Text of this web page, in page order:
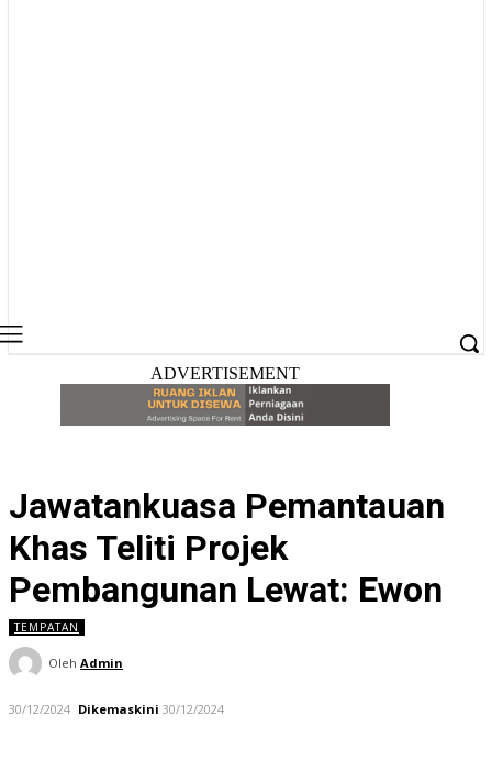
ADVERTISEMENT
Jawatankuasa Pemantauan
Khas Teliti Projek
Pembangunan Lewat: Ewon
TEMPATAN
Oleh Admin
30/12/2024 Dikemaskini 30/12/2024